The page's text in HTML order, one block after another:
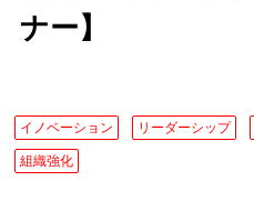
ナー】
イノベーション リーダーシップ
組織強化